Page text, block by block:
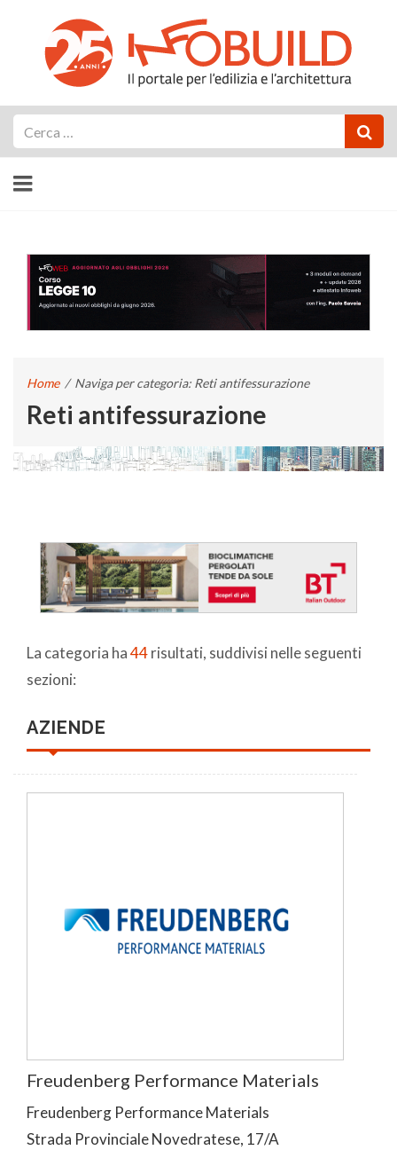
Home / Naviga per categoria: Reti antifessurazione
Reti antifessurazione
La categoria ha44risultati, suddivisi nelle seguenti
sezioni:
AZIENDE
Freudenberg Performance Materials
Freudenberg Performance Materials
Strada Provinciale Novedratese, 17/A